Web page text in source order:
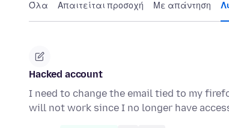
Όλα Απαιτείται προσοχή Με απάντηση
Hacked account
I need to change the email tied to my
will not work since I no longer have